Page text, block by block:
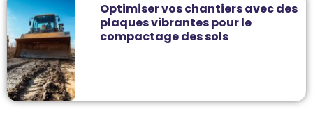
Optimiser vos chantiers avec des
plaques vibrantes pour le
compactage des sols